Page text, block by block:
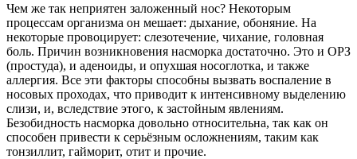
Чем же так неприятен заложенный нос? Некоторым
процессам организма он мешает: дыхание, обоняние. На
некоторые провоцирует: слезотечение, чихание, головная
боль. Причин возникновения насморка достаточно. Это и ОРЗ
(простуда), и аденоиды, и опухшая носоглотка, и также
аллергия. Все эти факторы способны вызвать воспаление в
носовых проходах, что приводит к интенсивному выделению
слизи, и, вследствие этого, к застойным явлениям.
Безобидность насморка довольно относительна, так как он
способен привести к серьёзным осложнениям, таким как
тонзиллит, гайморит, отит и прочие.